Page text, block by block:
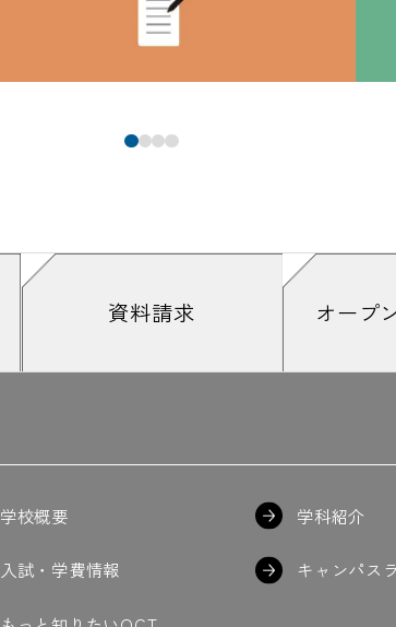
資料請求 オープ
学校概要 学科紹介
入試・学費情報 キャンパス